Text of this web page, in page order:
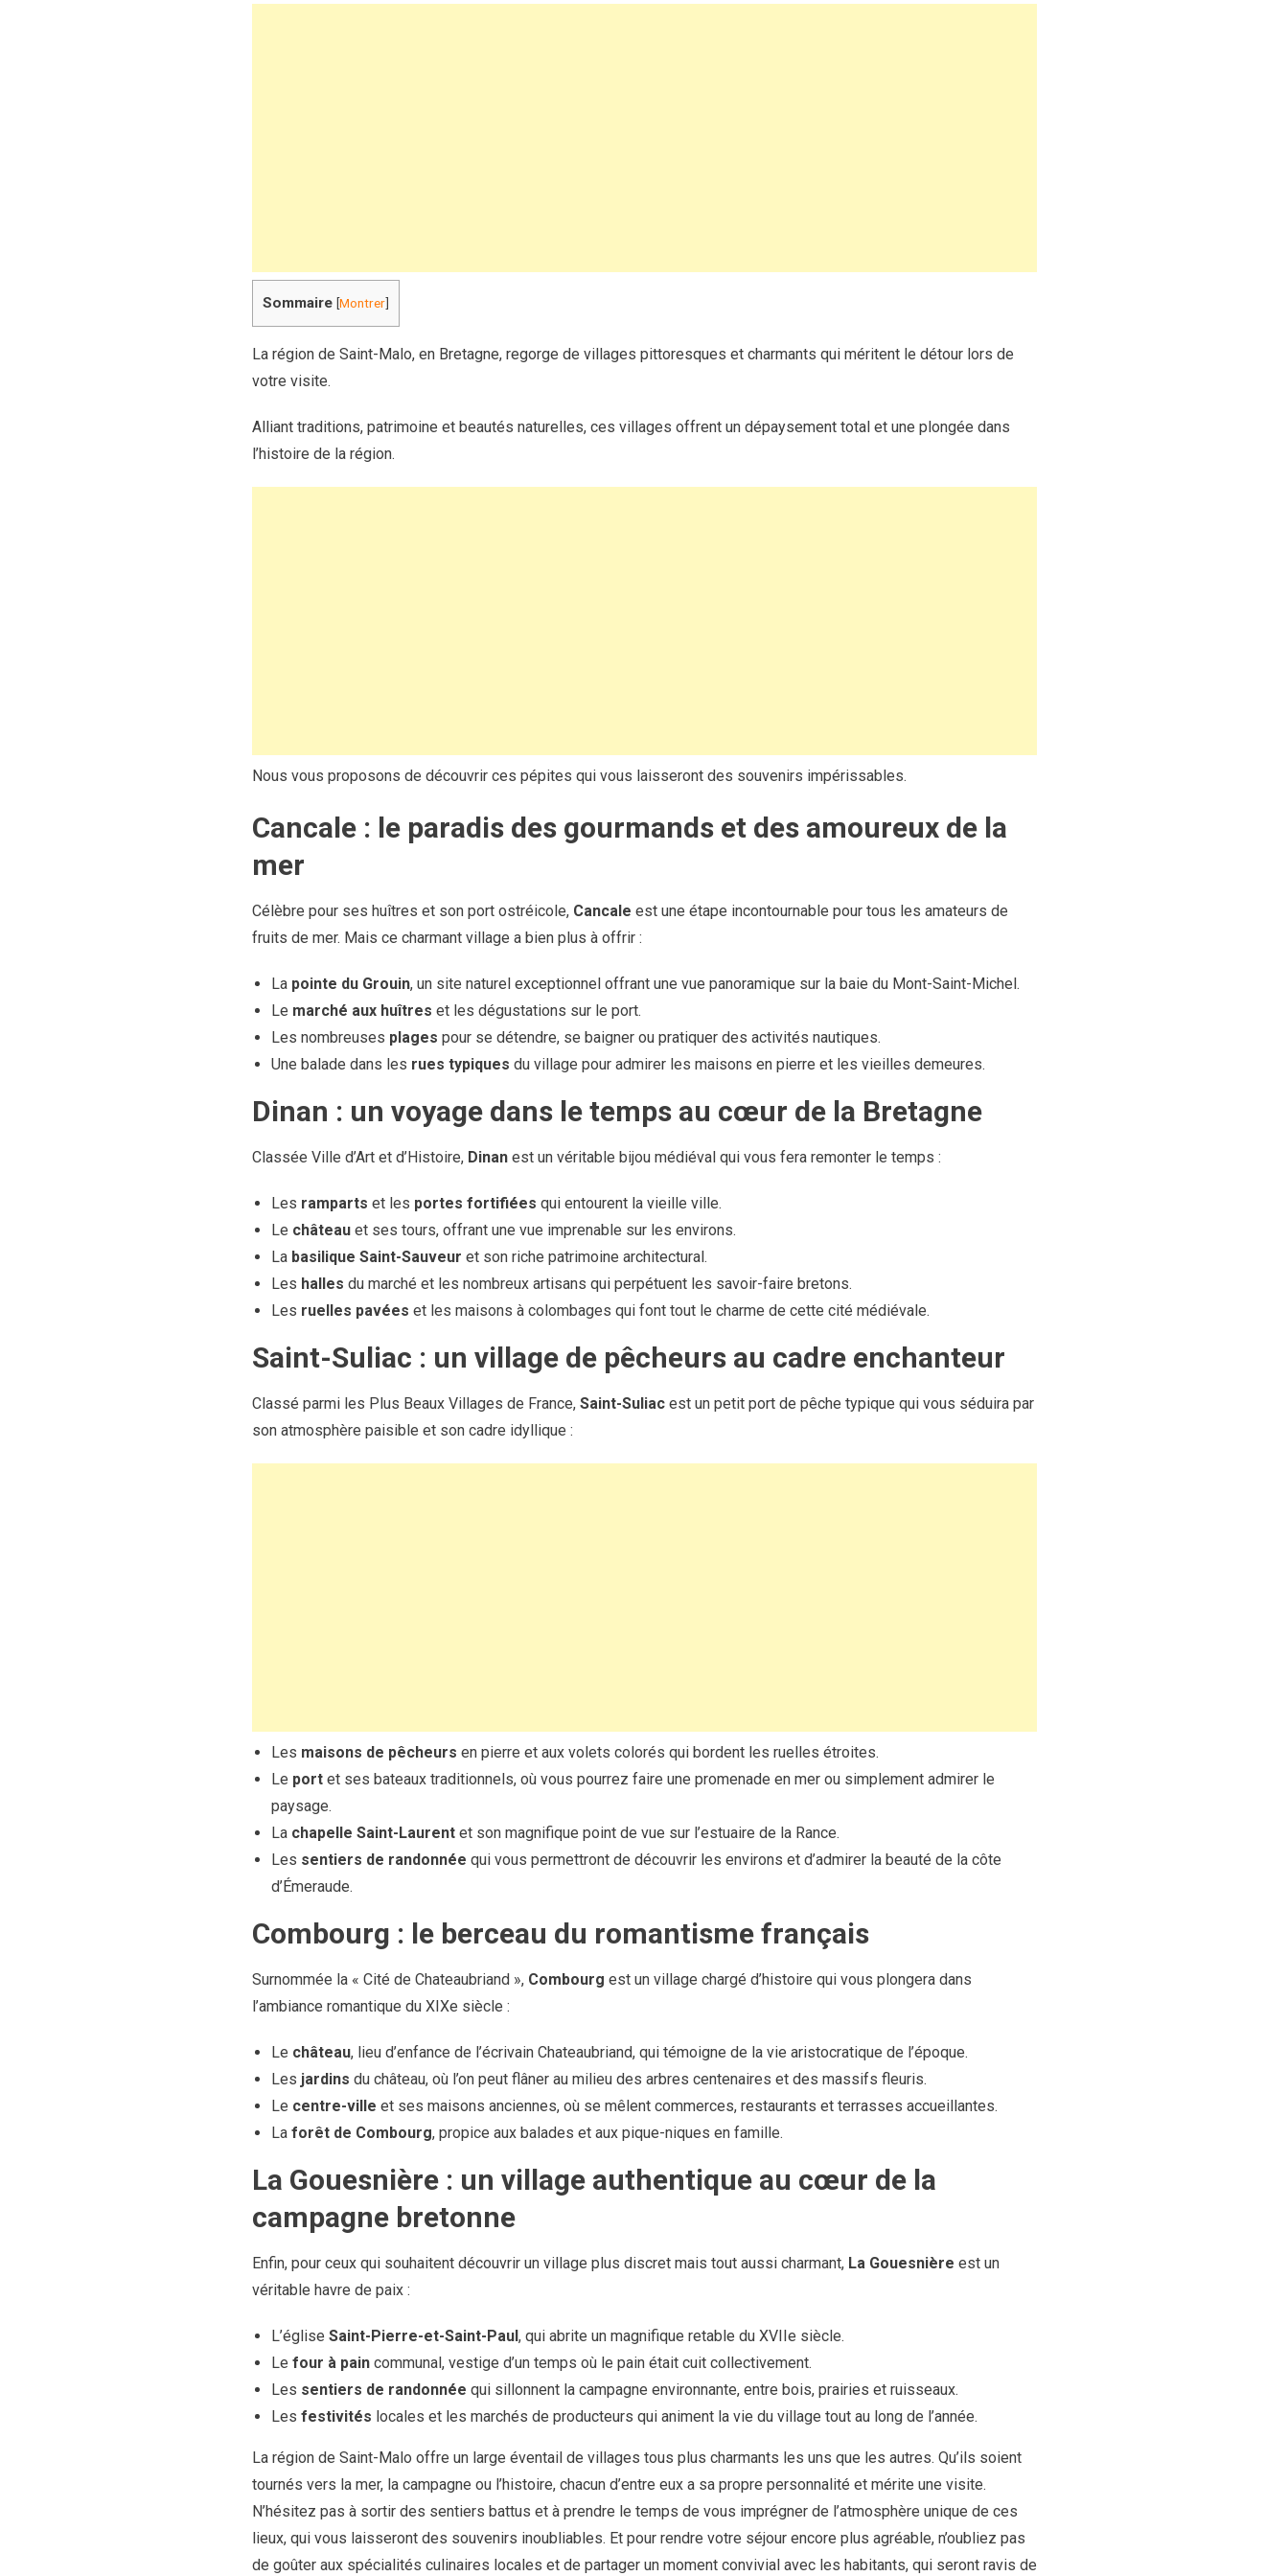
Sommaire [Montrer]
La région de Saint-Malo, en Bretagne, regorge de villages pittoresques et charmants qui méritent le détour lors de
votre visite.
Alliant traditions, patrimoine et beautés naturelles, ces villages offrent un dépaysement total et une plongée dans
l’histoire de la région.
Nous vous proposons de découvrir ces pépites qui vous laisseront des souvenirs impérissables.
Cancale : le paradis des gourmands et des amoureux de la
mer
Célèbre pour ses huîtres et son port ostréicole, Cancale est une étape incontournable pour tous les amateurs de
fruits de mer. Mais ce charmant village a bien plus à offrir :
La pointe du Grouin, un site naturel exceptionnel offrant une vue panoramique sur la baie du Mont-Saint-Michel.
Le marché aux huîtres et les dégustations sur le port.
Les nombreuses plages pour se détendre, se baigner ou pratiquer des activités nautiques.
Une balade dans les rues typiques du village pour admirer les maisons en pierre et les vieilles demeures.
Dinan : un voyage dans le temps au cœur de la Bretagne
Classée Ville d’Art et d’Histoire, Dinanest un véritable bijou médiéval qui vous fera remonter le temps :
Les ramparts et les portes fortifiées qui entourent la vieille ville.
Le châteauet ses tours, offrant une vue imprenable sur les environs.
La basilique Saint-Sauveur et son riche patrimoine architectural.
Les halles du marché et les nombreux artisans qui perpétuent les savoir-faire bretons.
Les ruelles pavées et les maisons à colombages qui font tout le charme de cette cité médiévale.
Saint-Suliac : un village de pêcheurs au cadre enchanteur
Classé parmi les Plus Beaux Villages de France, Saint-Suliacest un petit port de pêche typique qui vous séduira par
son atmosphère paisible et son cadre idyllique :
Les maisons de pêcheurs en pierre et aux volets colorés qui bordent les ruelles étroites.
Le portet ses bateaux traditionnels, où vous pourrez faire une promenade en mer ou simplement admirer le
paysage.
La chapelle Saint-Laurentet son magnifique point de vue sur l’estuaire de la Rance.
Les sentiers de randonnée qui vous permettront de découvrir les environs et d’admirer la beauté de la côte
d’Émeraude.
Combourg : le berceau du romantisme français
Surnommée la « Cité de Chateaubriand », Combourg est un village chargé d’histoire qui vous plongera dans
l’ambiance romantique du XIXe siècle :
Le château, lieu d’enfance de l’écrivain Chateaubriand, qui témoigne de la vie aristocratique de l’époque.
Les jardins du château, où l’on peut flâner au milieu des arbres centenaires et des massifs fleuris.
Le centre-ville et ses maisons anciennes, où se mêlent commerces, restaurants et terrasses accueillantes.
La forêt de Combourg, propice aux balades et aux pique-niques en famille.
La Gouesnière : un village authentique au cœur de la
campagne bretonne
Enfin, pour ceux qui souhaitent découvrir un village plus discret mais tout aussi charmant, La Gouesnière est un
véritable havre de paix :
L’église Saint-Pierre-et-Saint-Paul, qui abrite un magnifique retable du XVIIe siècle.
Le four à paincommunal, vestige d’un temps où le pain était cuit collectivement.
Les sentiers de randonnée qui sillonnent la campagne environnante, entre bois, prairies et ruisseaux.
Les festivités locales et les marchés de producteurs qui animent la vie du village tout au long de l’année.
La région de Saint-Malo offre un large éventail de villages tous plus charmants les uns que les autres. Qu’ils soient
tournés vers la mer, la campagne ou l’histoire, chacun d’entre eux a sa propre personnalité et mérite une visite.
N’hésitez pas à sortir des sentiers battus et à prendre le temps de vous imprégner de l’atmosphère unique de ces
lieux, qui vous laisseront des souvenirs inoubliables. Et pour rendre votre séjour encore plus agréable, n’oubliez pas
de goûter aux spécialités culinaires locales et de partager un moment convivial avec les habitants, qui seront ravis de